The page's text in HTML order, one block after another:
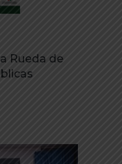
Rueda de